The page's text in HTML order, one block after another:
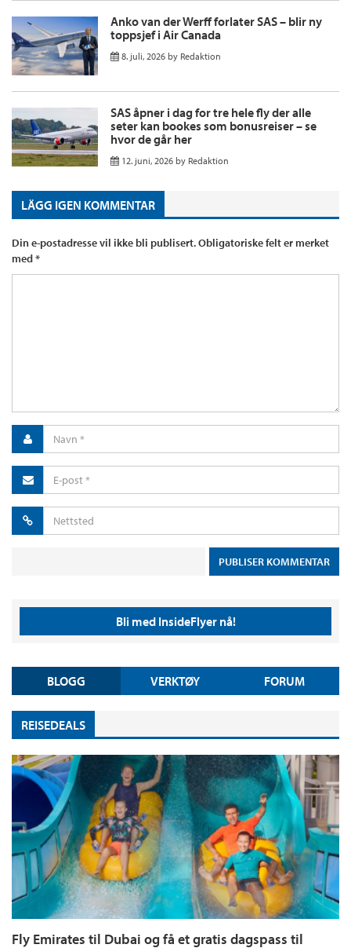
Anko van der Werff forlater SAS – blir ny
toppsjef i Air Canada
8. juli, 2026 by Redaktion
SAS åpner i dag for tre hele fly der alle
seter kan bookes som bonusreiser – se
hvor de går her
12. juni, 2026 by Redaktion
LÄGG IGEN KOMMENTAR
Din e-postadresse vil ikke bli publisert.Obligatoriske felt er merket
med*
Bli med InsideFlyer nå!
BLOGG VERKTØY FORUM
REISEDEALS
Fly Emirates til Dubai og få et gratis dagspass til